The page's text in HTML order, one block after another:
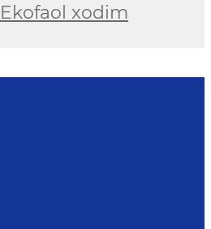
Ekofaol xodim